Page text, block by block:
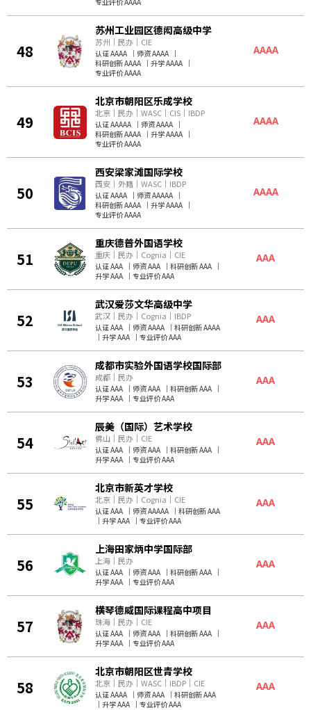
48
苏州工业园区德闳高级中学
苏州 ｜ 民办 ｜ CIE
认证 AAAA ｜ 师资 AAAA ｜
科研创新 AAAA ｜升学 AAAA ｜
专业评价 AAAA
AAAA
49
北京市朝阳区乐成学校
北京 ｜ 民办 ｜WASC ｜ CIS ｜ IBDP
认证 AAAAA ｜ 师资 AAAA ｜
科研创新 AAAA ｜升学 AAAA ｜
专业评价 AAAA
AAAA
50
西安梁家滩国际学校
西安 ｜外籍 ｜WASC ｜ IBDP
认证 AAAA ｜ 师资 AAAAA ｜
科研创新 AAAA ｜升学 AAAA ｜
专业评价 AAAA
AAAA
51
重庆德普外国语学校
重庆 ｜ 民办 ｜ Cognia ｜ CIE
认证 AAA ｜ 师资 AAA ｜科研创新 AAA ｜
升学 AAA ｜专业评价 AAA
AAA
52
武汉爱莎文华高级中学
武汉 ｜ 民办 ｜ Cognia ｜ IBDP
认证 AAA ｜ 师资 AAAA ｜科研创新 AAAA
｜升学 AAA ｜专业评价 AAA
AAA
53
成都市实验外国语学校国际部
成都 ｜ 民办
认证 AAA ｜ 师资 AAA ｜科研创新 AAA ｜
升学 AAA ｜专业评价 AAA
AAA
54
辰美（国际）艺术学校
佛山 ｜ 民办 ｜ CIE
认证 AAA ｜ 师资 AAA ｜科研创新 AAA ｜
升学 AAA ｜专业评价 AAA
AAA
55
北京市新英才学校
北京 ｜ 民办 ｜ Cognia ｜ CIE
认证 AAA ｜ 师资 AAAAA ｜科研创新 AAA
｜升学 AAA ｜专业评价 AAA
AAA
56
上海田家炳中学国际部
上海 ｜ 民办
认证 AAA ｜ 师资 AAA ｜科研创新 AAA ｜
升学 AAA ｜专业评价 AAA
AAA
57
横琴德威国际课程高中项目
珠海 ｜ 民办 ｜ CIE
认证 AAA ｜ 师资 AAA ｜科研创新 AAA ｜
升学 AAA ｜专业评价 AAA
AAA
58
北京市朝阳区世青学校
北京 ｜ 民办 ｜WASC ｜ IBDP ｜ CIE
认证 AAAA ｜ 师资 AAA ｜科研创新 AAA
｜升学 AAA ｜专业评价 AAA
AAA